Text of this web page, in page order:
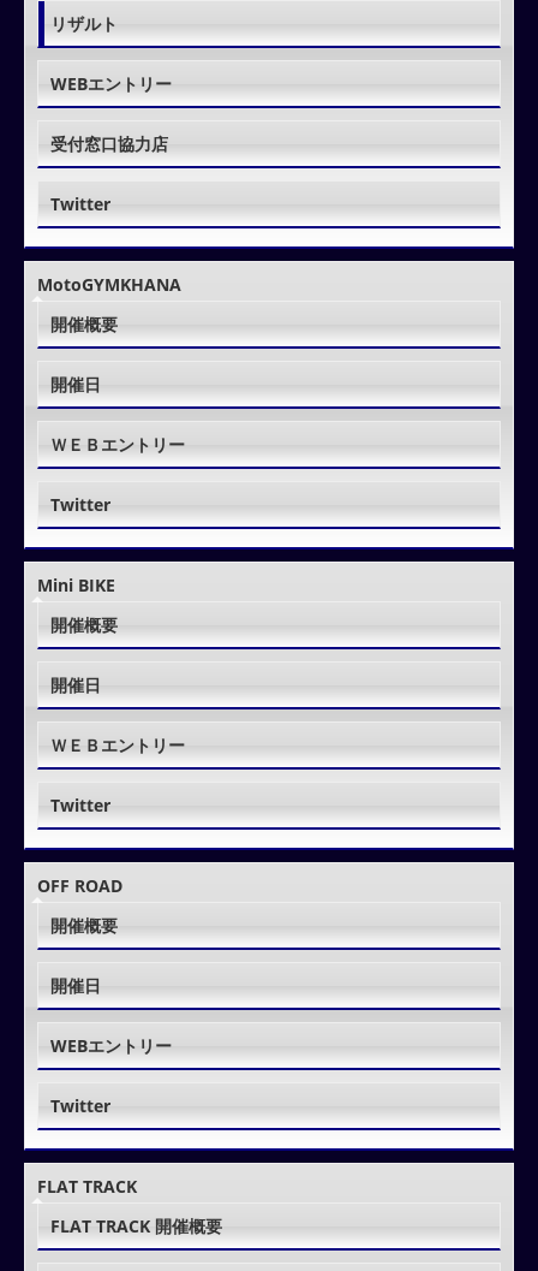
リザルト
WEBエントリー
受付窓口協力店
Twitter
MotoGYMKHANA
開催概要
開催日
ＷＥＢエントリー
Twitter
Mini BIKE
開催概要
開催日
ＷＥＢエントリー
Twitter
OFF ROAD
開催概要
開催日
WEBエントリー
Twitter
FLAT TRACK
FLAT TRACK 開催概要